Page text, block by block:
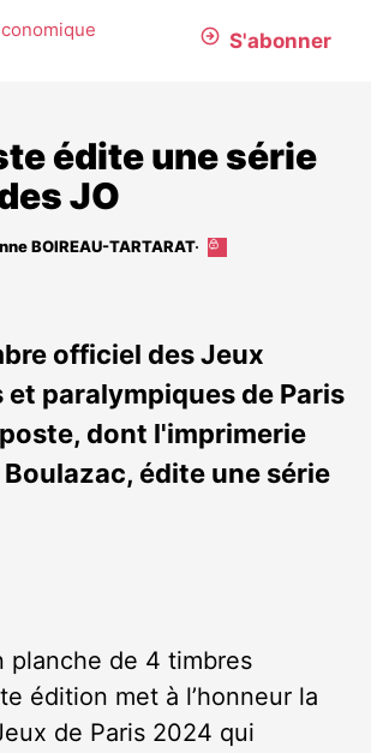
S'abonner
édite une série
JO
BOIREAU-TARTARAT
Cet
abonnés
officiel des Jeux
paralympiques de Paris
dont l'imprimerie
Boulazac, édite une série
planche de 4 timbres
édition met à l’honneur la
de Paris 2024 qui